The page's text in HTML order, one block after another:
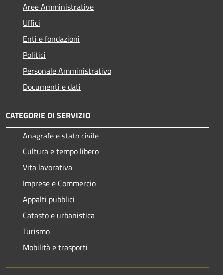
Aree Amministrative
Uffici
Enti e fondazioni
Politici
Personale Amministrativo
Documenti e dati
CATEGORIE DI SERVIZIO
Anagrafe e stato civile
Cultura e tempo libero
Vita lavorativa
Imprese e Commercio
Appalti pubblici
Catasto e urbanistica
Turismo
Mobilità e trasporti